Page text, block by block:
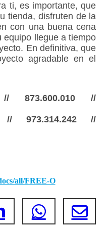
ti, es importante, que
tienda, disfruten de la
con una buena cena
equipo llegue a tiempo
En definitiva, que
agradable en el
873.600.010 //
​​​​973.314.242 //
all/FREE-O